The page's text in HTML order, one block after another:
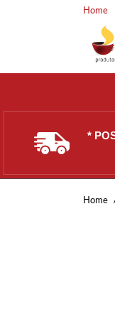
Home
*
Home